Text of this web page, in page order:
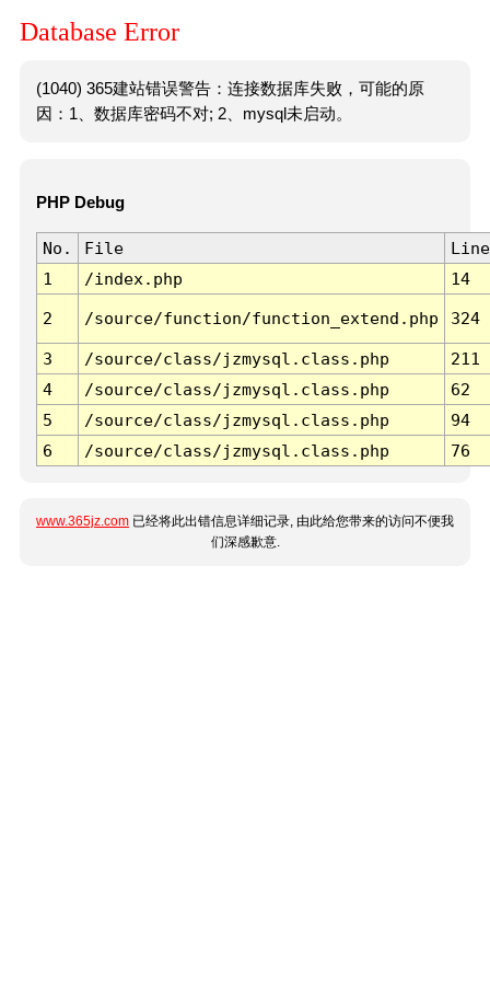
Database Error
(1040) 365建站错误警告：连接数据库失败，可能的原
因：1、数据库密码不对; 2、mysql未启动。
PHP Debug
No. File
Line
1
/index.php 14
2 /source/function/function_extend.php 324
3 /source/class/jzmysql.class.php
211
4
/source/class/jzmysql.class.php
62
5
/source/class/jzmysql.class.php
94
6
/source/class/jzmysql.class.php 76
www.365jz.com 已经将此出错信息详细记录, 由此给您带来的访问不便我
们深感歉意.